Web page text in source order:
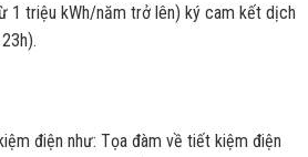
1 triệu kWh/năm trở lên) ký cam kết dịch
điện như: Tọa đàm về tiết kiệm điện